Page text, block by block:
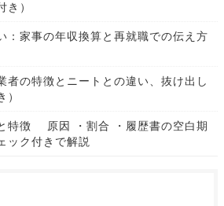
き）
：家事の年収換算と再就職での伝え方
者の特徴とニートとの違い、抜け出し
）
特徴 原因 ・割合 ・履歴書の空白期
ック付きで解説